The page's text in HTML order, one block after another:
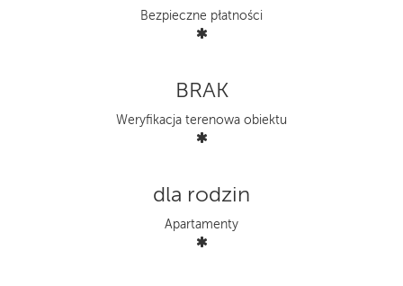
Bezpieczne płatności
BRAK
Weryfikacja terenowa obiektu
dla rodzin
Apartamenty